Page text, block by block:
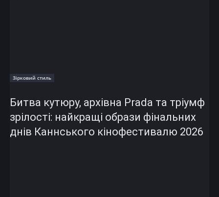
Зірковий стиль
Битва кутюру, архівна Prada та тріумф
зрілості: найкращі образи фінальних
днів Каннського кінофестивалю 2026